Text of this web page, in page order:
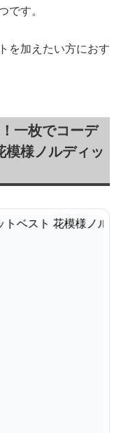
す。
を加えたい方におす
一枚でコーデ
模様ノルディッ